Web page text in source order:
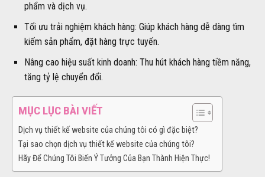
phẩm và dịch vụ.
Tối ưu trải nghiệm khách hàng: Giúp khách hàng dễ dàng tìm
kiếm sản phẩm, đặt hàng trực tuyến.
Nâng cao hiệu suất kinh doanh: Thu hút khách hàng tiềm năng,
tăng tỷ lệ chuyển đổi.
MỤC LỤC BÀI VIẾT
Dịch vụ thiết kế website của chúng tôi có gì đặc biệt?
Tại sao chọn dịch vụ thiết kế website của chúng tôi?
Hãy Để Chúng Tôi Biến Ý Tưởng Của Bạn Thành Hiện Thực!